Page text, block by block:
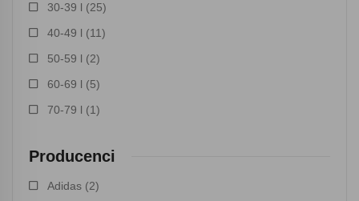
30-39 l (25)
40-49 l (11)
50-59 l (2)
60-69 l (5)
70-79 l (1)
Producenci
Adidas (2)